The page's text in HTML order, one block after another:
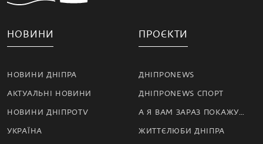
НОВИНИ
НОВИНИ ДНІПРА
АКТУАЛЬНІ НОВИНИ
НОВИНИ ДНІПРОTV
УКРАЇНА
ПРОЄКТИ
ДНІПРОNEWS
ДНІПРОNEWS СПОРТ
А Я ВАМ ЗАРАЗ ПОКАЖУ…
ЖИТТЄЛЮБИ ДНІПРА